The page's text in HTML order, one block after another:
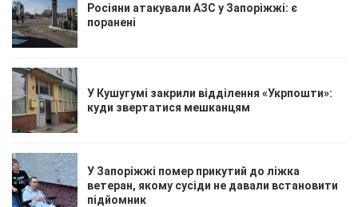
Росіяни атакували АЗС у Запоріжжі: є
поранені
У Кушугумі закрили відділення «Укрпошти»:
куди звертатися мешканцям
У Запоріжжі помер прикутий до ліжка
ветеран, якому сусіди не давали встановити
підйомник